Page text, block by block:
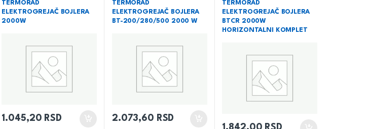
TERMORAD
ELEKTROGREJAČ BOJLERA
2000W
1.045,20 RSD
TERMORAD
ELEKTROGREJAČ BOJLERA
BT-200/280/500 2000 W
2.073,60 RSD
TERMORAD
ELEKTROGREJAČ BOJLERA
BTCR 2000W
HORIZONTALNI KOMPLET